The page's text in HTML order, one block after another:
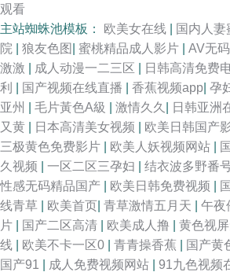
观看
主站蜘蛛池模板： 欧美女在线 国内人妻
院
狼友色图 蜜桃精品成人影片 AV无
激激
成人动漫一二三区 日韩高清免费
利
国产视频在线直播 香蕉视频app 孕
亚州
毛片黃色A級 激情久久 日韩亚洲
又黄
日本高清美女视频 欧美日韩国产
三极黄色免费影片
欧美人妖视频网站
久视频
一区二区三孕妇 结衣波多野番
性感无码精品国产
欧美日韩免费视频
线青草
欧美首页 青草激情五月天 午夜
片
国产二区高清 欧美成人撸 黄色视
线
欧美不卡一区0 青青操香蕉 国产黄
国产91
成人免费视频网站 91九色视频